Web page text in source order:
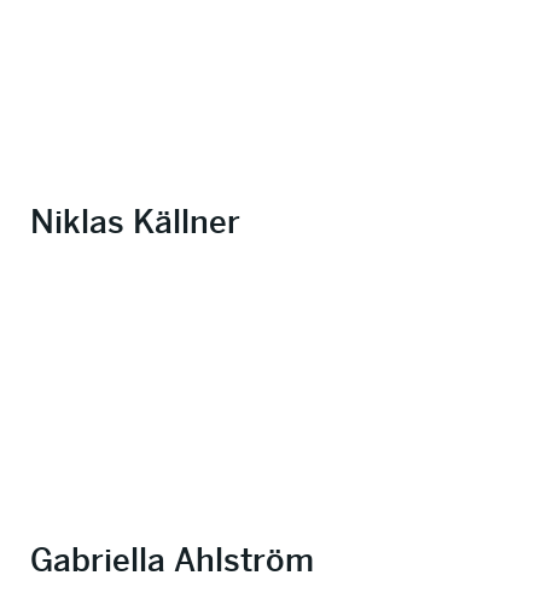
Niklas Källner
Gabriella Ahlström